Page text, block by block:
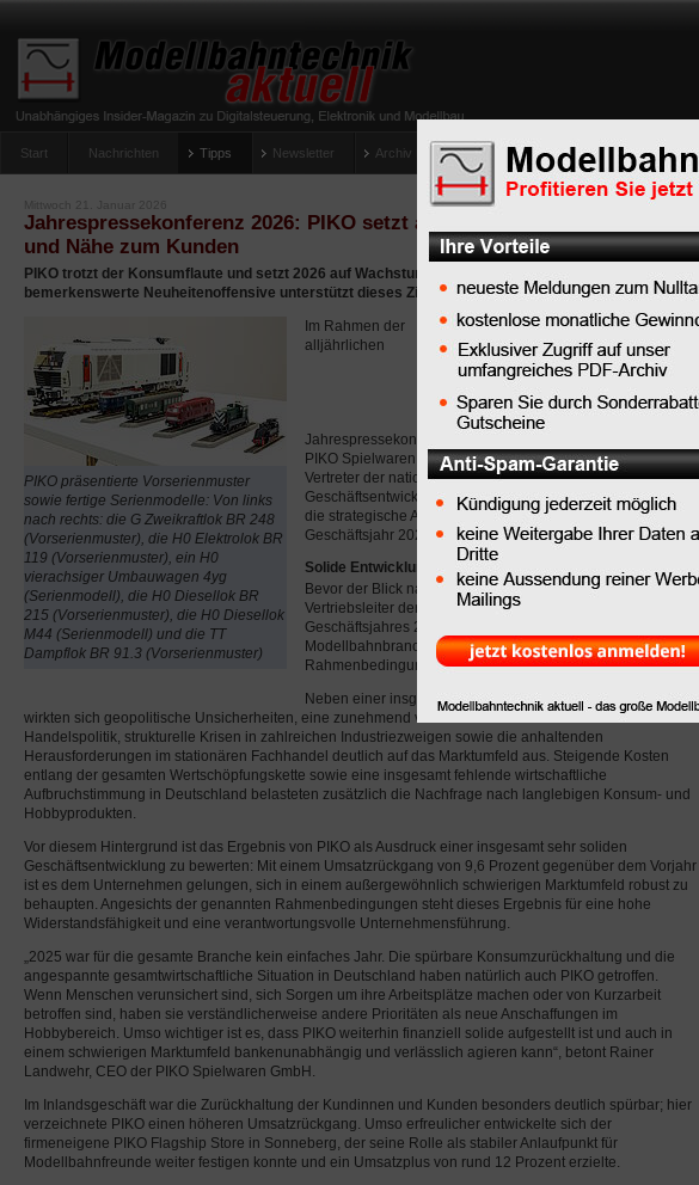
Start Nachrichten Tipps Newsletter Archiv Magazin Anlagenportraits Lexikon
Mittwoch 21. Januar 2026
Jahrespressekonferenz 2026: PIKO setzt auf Wachstum, Innovation
und Nähe zum Kunden
PIKO trotzt der Konsumflaute und setzt 2026 auf Wachstum, Innovation und Nähe zum Kunden. Eine
bemerkenswerte Neuheitenoffensive unterstützt dieses Ziel.
PIKO präsentierte Vorserienmuster
sowie fertige Serienmodelle: Von links
nach rechts: die G Zweikraftlok BR 248
(Vorserienmuster), die H0 Elektrolok BR
119 (Vorserienmuster), ein H0
vierachsiger Umbauwagen 4yg
(Serienmodell), die H0 Diesellok BR
215 (Vorserienmuster), die H0 Diesellok
M44 (Serienmodell) und die TT
Dampflok BR 91.3 (Vorserienmuster)
Im Rahmen der
alljährlichen
Jahrespressekonferenz informierte die Geschäftsleitung der
PIKO Spielwaren GmbH die anwesenden Vertreterinnen und
Vertreter der nationalen und internationalen Presse über die
Geschäftsentwicklung des vergangenen Jahres sowie über
die strategische Ausrichtung und Planung für das
Geschäftsjahr 2026.
Solide Entwicklung in herausfordernden Zeiten
Bevor der Blick nach vorn gerichtet wurde, zog Jens Beyer,
Vertriebsleiter der PIKO Spielwaren GmbH, eine Bilanz des
Geschäftsjahres 2025. Dieses war für die gesamte
Modellbahnbranche von außergewöhnlich schwierigen
Rahmenbedingungen geprägt.
Neben einer insgesamt schwachen Konsumstimmung
wirkten sich geopolitische Unsicherheiten, eine zunehmend volatile internationale Zoll- und
Handelspolitik, strukturelle Krisen in zahlreichen Industriezweigen sowie die anhaltenden
Herausforderungen im stationären Fachhandel deutlich auf das Marktumfeld aus. Steigende Kosten
entlang der gesamten Wertschöpfungskette sowie eine insgesamt fehlende wirtschaftliche
Aufbruchstimmung in Deutschland belasteten zusätzlich die Nachfrage nach langlebigen Konsum- und
Hobbyprodukten.
Vor diesem Hintergrund ist das Ergebnis von PIKO als Ausdruck einer insgesamt sehr soliden
Geschäftsentwicklung zu bewerten: Mit einem Umsatzrückgang von 9,6 Prozent gegenüber dem Vorjahr
ist es dem Unternehmen gelungen, sich in einem außergewöhnlich schwierigen Marktumfeld robust zu
behaupten. Angesichts der genannten Rahmenbedingungen steht dieses Ergebnis für eine hohe
Widerstandsfähigkeit und eine verantwortungsvolle Unternehmensführung.
„2025 war für die gesamte Branche kein einfaches Jahr. Die spürbare Konsumzurückhaltung und die
angespannte gesamtwirtschaftliche Situation in Deutschland haben natürlich auch PIKO getroffen.
Wenn Menschen verunsichert sind, sich Sorgen um ihre Arbeitsplätze machen oder von Kurzarbeit
betroffen sind, haben sie verständlicherweise andere Prioritäten als neue Anschaffungen im
Hobbybereich. Umso wichtiger ist es, dass PIKO weiterhin finanziell solide aufgestellt ist und auch in
einem schwierigen Marktumfeld bankenunabhängig und verlässlich agieren kann“, betont Rainer
Landwehr, CEO der PIKO Spielwaren GmbH.
Im Inlandsgeschäft war die Zurückhaltung der Kundinnen und Kunden besonders deutlich spürbar; hier
verzeichnete PIKO einen höheren Umsatzrückgang. Umso erfreulicher entwickelte sich der
firmeneigene PIKO Flagship Store in Sonneberg, der seine Rolle als stabiler Anlaufpunkt für
Modellbahnfreunde weiter festigen konnte und ein Umsatzplus von rund 12 Prozent erzielte.